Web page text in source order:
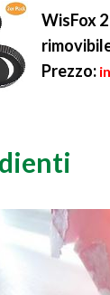
WisFox
Prezzo: